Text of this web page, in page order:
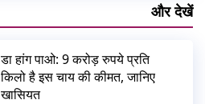
और देखें
डा हांग पाओ: 9 करोड़ रुपये प्रति
किलो है इस चाय की कीमत, जानिए
खासियत